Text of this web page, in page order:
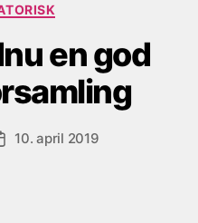
en god
10. april 2019